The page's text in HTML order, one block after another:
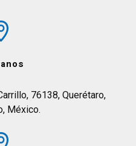
76138, Querétaro,
México.